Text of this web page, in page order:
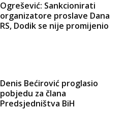
Ogrešević: Sankcionirati
organizatore proslave Dana
RS, Dodik se nije promijenio
Denis Bećirović proglasio
pobjedu za člana
Predsjedništva BiH